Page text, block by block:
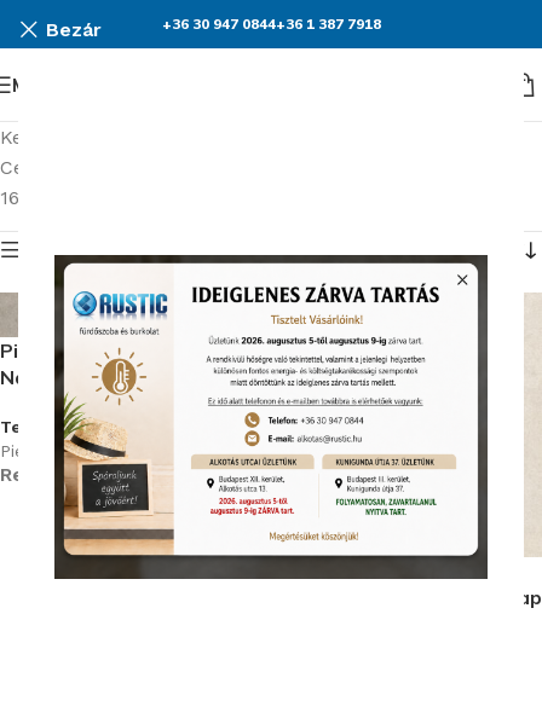
Bezár +36 30 947 0844+36 1 387 7918
Menü
Kezdőlap
Ceramiche Piemme Homey burkolat kollekció
16–30 termék, összesen 45 db
Termék menü
Piemme Homey Taupe
Nat/Ret 10X60 cm Padlólap
Termékkód:
Piemme/5280
Rendelhető (2-3 hét)
Nat/Ret 60X60 cm Padlólap